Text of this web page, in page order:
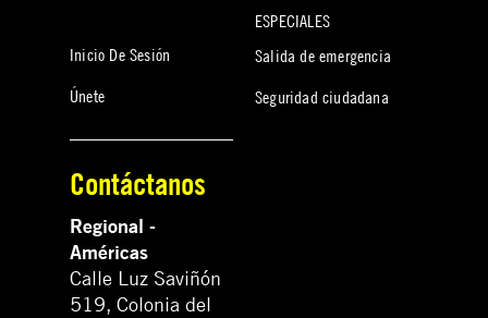
Inicio De Sesión
Únete
ESPECIALES
Salida de emergencia
Seguridad ciudadana
Contáctanos
Regional -
Américas
Calle Luz Saviñón
519, Colonia del